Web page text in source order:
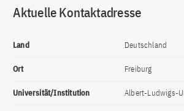
Aktuelle Kontaktadresse
Land Deutschland
Ort Freiburg
Universität/Institution Albert-Ludwigs-